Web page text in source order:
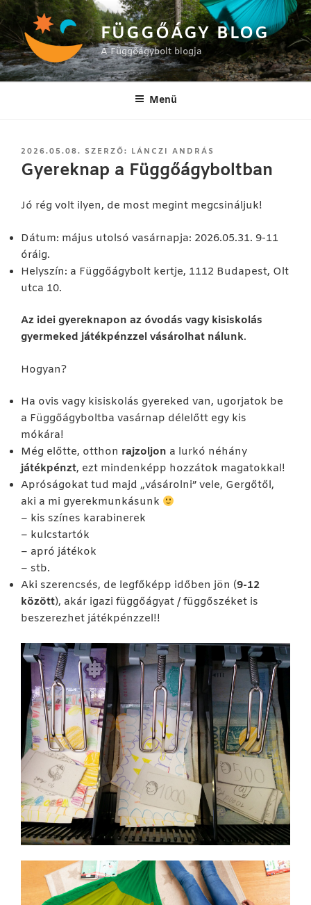
Tartalomhoz
FÜGGŐÁGY BLOG
A Függőágybolt blogja
Menü
BEKÜLDVE:
2026.05.08. SZERZŐ: LÁNCZI ANDRÁS
Gyereknap a Függőágyboltban
Jó rég volt ilyen, de most megint megcsináljuk!
Dátum: május utolsó vasárnapja: 2026.05.31. 9-11
óráig.
Helyszín: a Függőágybolt kertje, 1112 Budapest, Olt
utca 10.
Az idei gyereknapon az óvodás vagy kisiskolás
gyermeked játékpénzzel vásárolhat nálunk.
Hogyan?
Ha ovis vagy kisiskolás gyereked van, ugorjatok be
a Függőágyboltba vasárnap délelőtt egy kis
mókára!
Még előtte, otthon rajzoljon a lurkó néhány
játékpénzt, ezt mindenképp hozzátok magatokkal!
Apróságokat tud majd „vásárolni” vele, Gergőtől,
aki a mi gyerekmunkásunk
– kis színes karabinerek
– kulcstartók
– apró játékok
– stb.
Aki szerencsés, de legfőképp időben jön (9-12
között), akár igazi függőágyat / függőszéket is
beszerezhet játékpénzzel!!